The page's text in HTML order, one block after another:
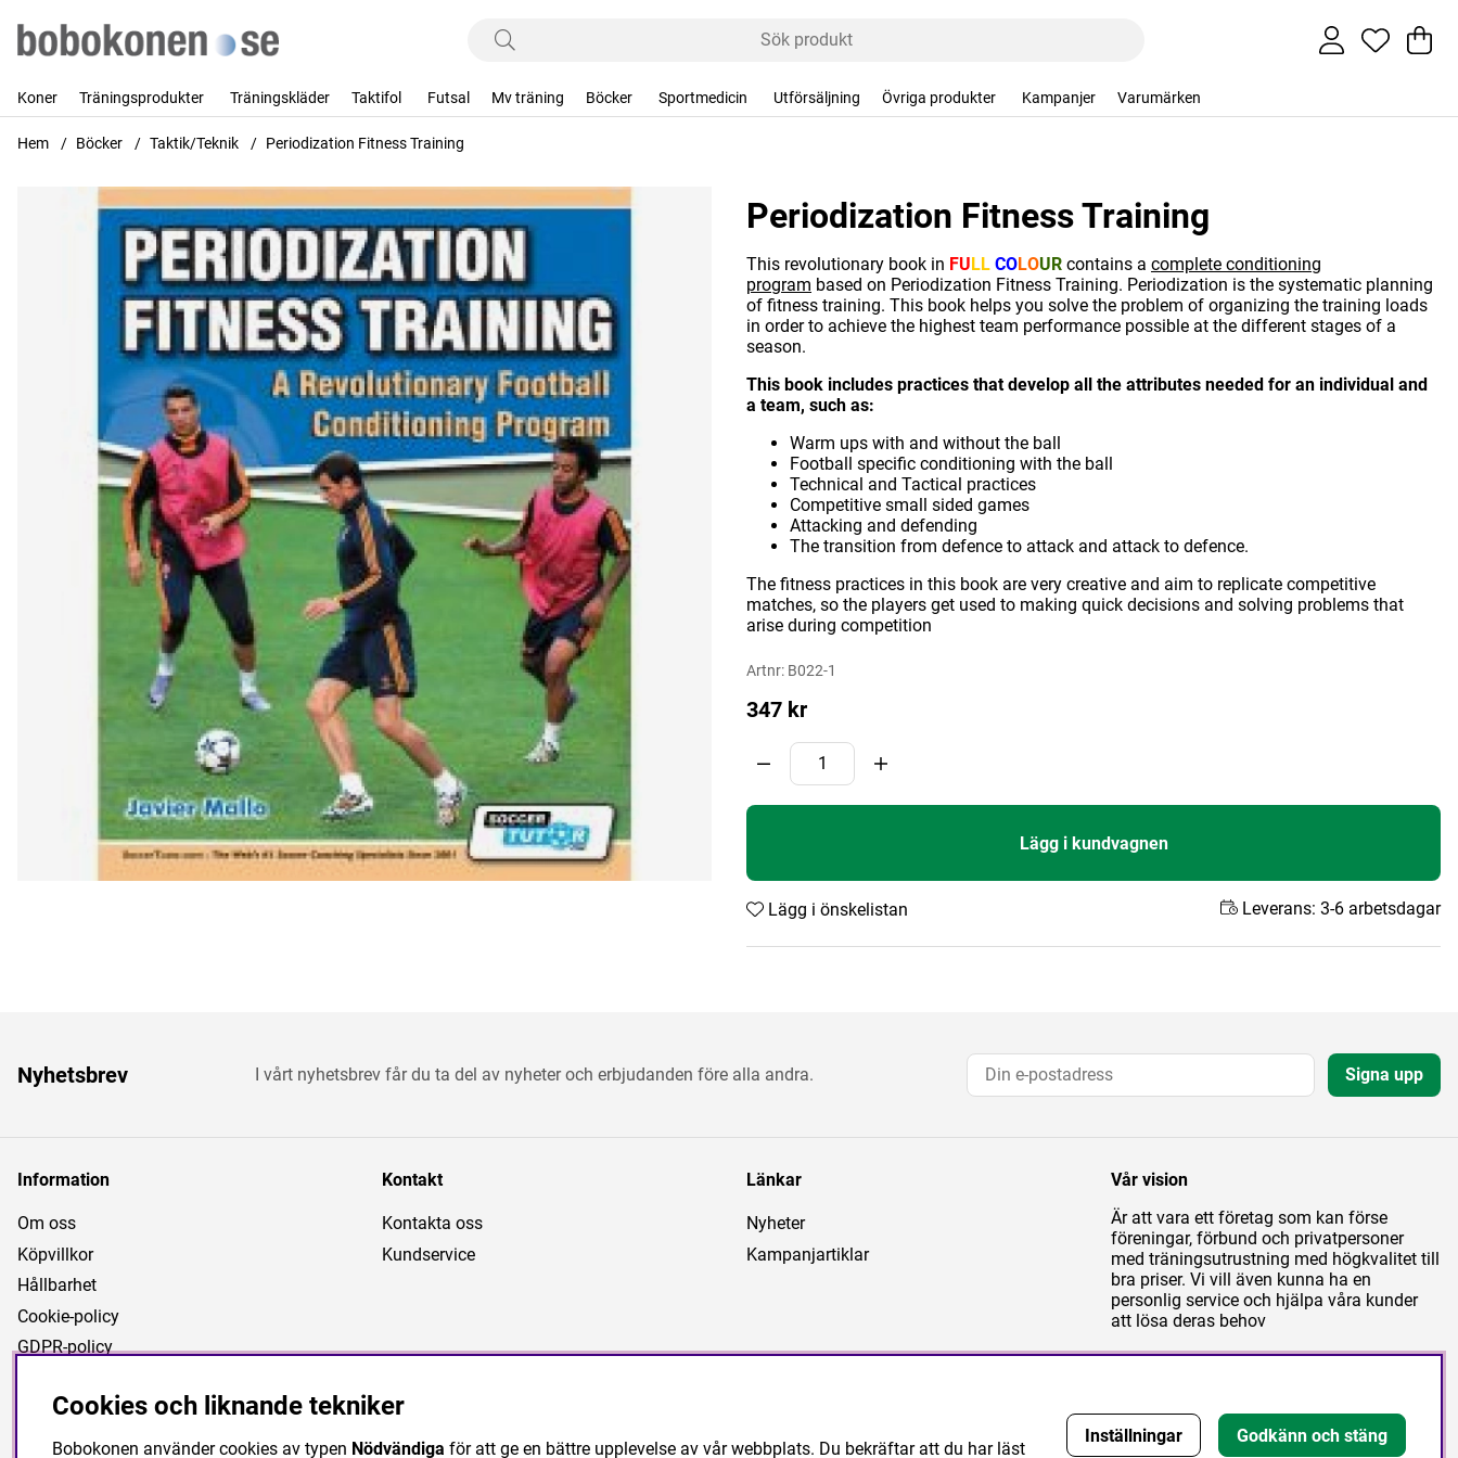
.
Koner Träningsprodukter Träningskläder Taktifol Futsal Mv träning Böcker Sportmedicin Utförsäljning Övriga produkter Kampanjer Varumärken
Hem Böcker Taktik/Teknik Periodization Fitness Training
Produktbilder Periodization Fitness Training Periodization Fitness Training
This revolutionary book in FULL COLOUR contains a complete conditioning
program based on Periodization Fitness Training. Periodization is the systematic planning
of fitness training. This book helps you solve the problem of organizing the training loads
in order to achieve the highest team performance possible at the different stages of a
season.
This book includes practices that develop all the attributes needed for an individual and
a team, such as:
Warm ups with and without the ball
Football specific conditioning with the ball
Technical and Tactical practices
Competitive small sided games
Attacking and defending
The transition from defence to attack and attack to defence.
The fitness practices in this book are very creative and aim to replicate competitive
matches, so the players get used to making quick decisions and solving problems that
arise during competition
Artnr: B022-1
347 kr
Lägg i kundvagnen
Lägg i önskelistan Leverans: 3-6 arbetsdagar
Nyhetsbrev I vårt nyhetsbrev får du ta del av nyheter och erbjudanden före alla andra. Signa upp
Information
Om oss
Köpvillkor
Hållbarhet
Cookie-policy
GDPR-policy
Kontakt
Kontakta oss
Kundservice
Länkar
Nyheter
Kampanjartiklar
Vår vision
Är att vara ett företag som kan förse
föreningar, förbund och privatpersoner
med träningsutrustning med högkvalitet till
bra priser. Vi vill även kunna ha en
personlig service och hjälpa våra kunder
att lösa deras behov
Cookies och liknande tekniker
Bobokonen använder cookies av typen Nödvändiga för att ge en bättre upplevelse av vår webbplats. Du bekräftar att du har läst
Inställningar Godkänn och stäng